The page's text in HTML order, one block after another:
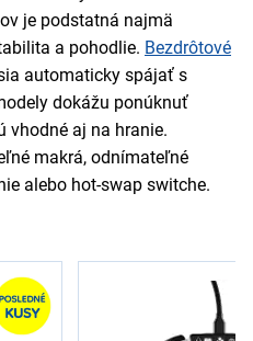
je podstatná najmä
a pohodlie. Bezdrôtové
automaticky spájať s
dokážu ponúknuť
vhodné aj na hranie.
makrá, odnímateľné
alebo hot-swap switche.